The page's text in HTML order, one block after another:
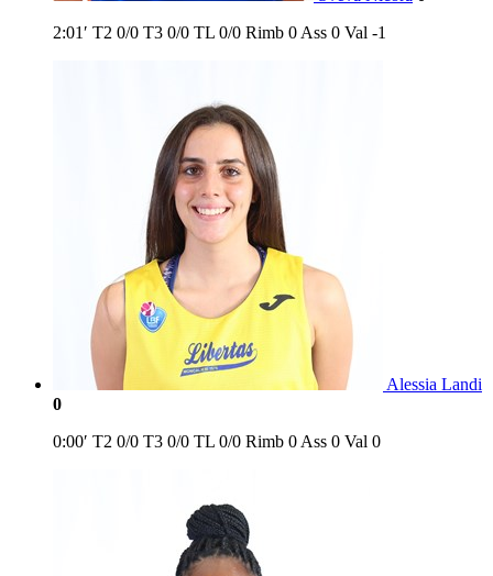
2:01′ T2 0/0 T3 0/0 TL 0/0 Rimb 0 Ass 0 Val -1
Alessia Landi
0
0:00′ T2 0/0 T3 0/0 TL 0/0 Rimb 0 Ass 0 Val 0